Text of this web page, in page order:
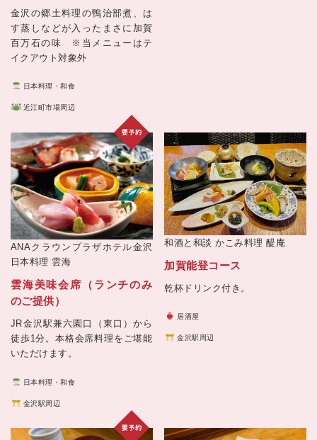
金沢の郷土料理の鴨治部煮、は
す蒸しなどが入ったまさに加賀
百万石の味 ※当メニューはテ
イクアウト対象外
日本料理・和食
近江町市場周辺
ANAクラウンプラザホテル金沢
日本料理 雲海
雲海美味会席（ランチのみ
のご提供）
JR金沢駅兼六園口（東口）から
徒歩1分。本格会席料理をご堪能
いただけます。
日本料理・和食
金沢駅周辺
和酒と和談 かこみ料理 醍庵
加賀能登コース
乾杯ドリンク付き。
居酒屋
金沢駅周辺